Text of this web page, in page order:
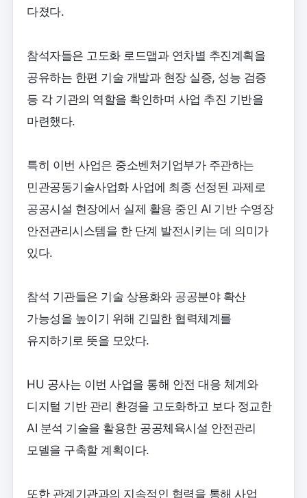
다졌다.
참석자들은 고도화 로드맵과 연차별 추진계획을
공유하는 한편 기술 개발과 현장 실증, 성능 검증
등 각 기관의 역할을 확인하며 사업 추진 기반을
마련했다.
특히 이번 사업은 중소벤처기업부가 주관하는
민관공동기술사업화 사업에 최종 선정된 과제로
공공시설 현장에서 실제 활용 중인 AI 기반 수영장
안전관리시스템을 한 단계 발전시키는 데 의미가
있다.
참석 기관들은 기술 상용화와 공공분야 확산
가능성을 높이기 위해 긴밀한 협력체계를
유지하기로 뜻을 모았다.
HU 공사는 이번 사업을 통해 안전 대응 체계와
디지털 기반 관리 환경을 고도화하고 보다 정교한
AI 분석 기술을 활용한 공공체육시설 안전관리
모델을 구축할 계획이다.
또한 관계기관과의 지속적인 협력을 통해 사업